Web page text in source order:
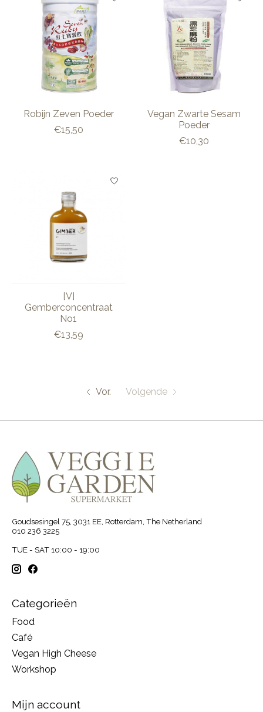
Robijn Zeven Poeder
€15,50
Vegan Zwarte Sesam
Poeder
€10,30
[V]
Gemberconcentraat
No1
€13,59
Vor. Volgende
Goudsesingel 75, 3031 EE, Rotterdam, The Netherland
010 236 3225
TUE - SAT 10:00 - 19:00
Categorieën
Food
Café
Vegan High Cheese
Workshop
Mijn account